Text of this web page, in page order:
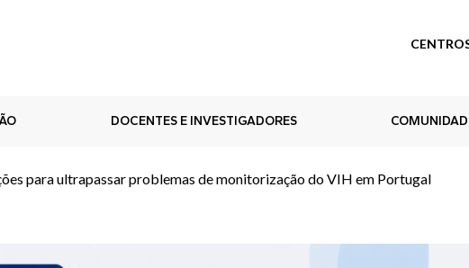
DOCENTES E INVESTIGADORES
para ultrapassar problemas de monitorização do VIH em Portugal